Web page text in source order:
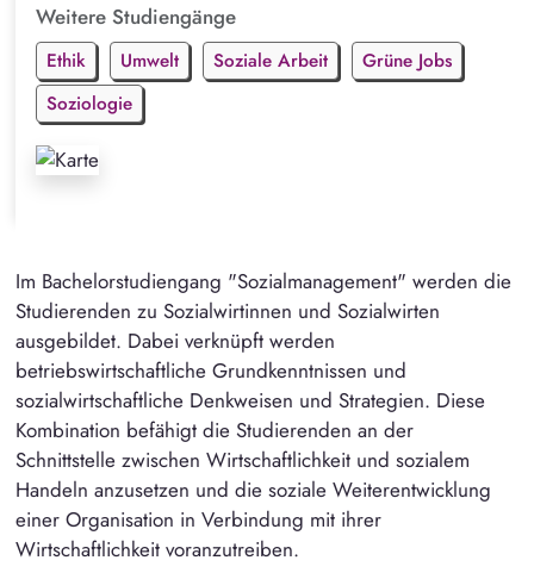
Weitere Studiengänge
Ethik Umwelt Soziale Arbeit
Grüne Jobs
Soziologie
Im Bachelorstudiengang "Sozialmanagement" werden die
Studierenden zu Sozialwirtinnen und Sozialwirten
ausgebildet. Dabei verknüpft werden
betriebswirtschaftliche Grundkenntnissen und
sozialwirtschaftliche Denkweisen und Strategien. Diese
Kombination befähigt die Studierenden an der
Schnittstelle zwischen Wirtschaftlichkeit und sozialem
Handeln anzusetzen und die soziale Weiterentwicklung
einer Organisation in Verbindung mit ihrer
Wirtschaftlichkeit voranzutreiben.